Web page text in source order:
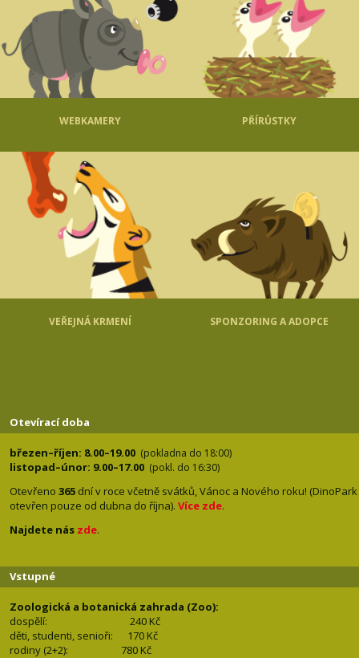
WEBKAMERY PŘÍRŮSTKY
VEŘEJNÁ KRMENÍ SPONZORING A ADOPCE
Otevírací doba
březen–říjen: 8.00–19.00 (pokladna do 18:00)
listopad–únor: 9.00–17.00 (pokl. do 16:30)
Otevřeno 365 dní v roce včetně svátků, Vánoc a Nového roku! (DinoPark
otevřen pouze od dubna do října). Více zde.
Najdete nás zde.
Vstupné
Zoologická a botanická zahrada (Zoo):
dospělí:
240 Kč
děti, studenti, senioři: 170 Kč
rodiny (2+2): 780 Kč